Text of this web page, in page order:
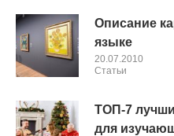
Описание
языке
20.07.2010
Cтатьи
ТОП-7
для